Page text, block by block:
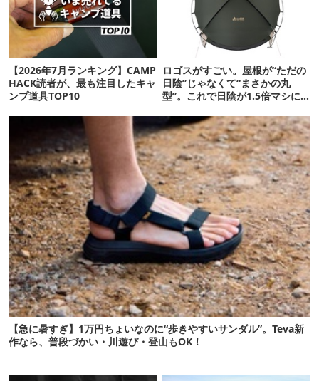
【2026年7月ランキング】CAMP
HACK読者が、最も注目したキャ
ンプ道具TOP10
ロゴスがすごい。屋根が“ただの
日陰”じゃなくて“まさかの丸
型”。これで日陰が1.5倍マシに
【急に暑すぎ】1万円ちょいなのに“歩きやすいサンダル”。Teva新
作なら、普段づかい・川遊び・登山もOK！